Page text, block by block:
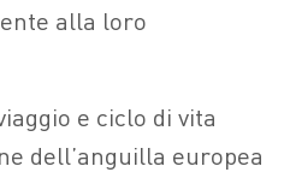
alla loro
e ciclo di vita
dell’anguilla europea